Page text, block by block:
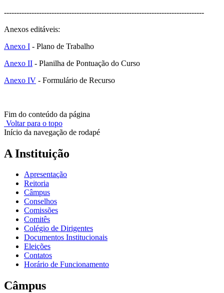
--------------------------------------------------------------------------------
Anexos editáveis:
Anexo I - Plano de Trabalho
Anexo II - Planilha de Pontuação do Curso
Anexo IV - Formulário de Recurso
Fim do conteúdo da página
Voltar para o topo
Início da navegação de rodapé
A Instituição
Apresentação
Reitoria
Câmpus
Conselhos
Comissões
Comitês
Colégio de Dirigentes
Documentos Institucionais
Eleições
Contatos
Horário de Funcionamento
Câmpus